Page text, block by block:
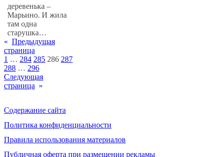
деревенька –
Марьино. И жила
там одна
старушка…
« Предыдущая
страница
1 … 284 285 286 287
288 … 296
Следующая
страница »
Содержание сайта
Политика конфиденциальности
Правила использования материалов
Публичная оферта при размещении рекламы